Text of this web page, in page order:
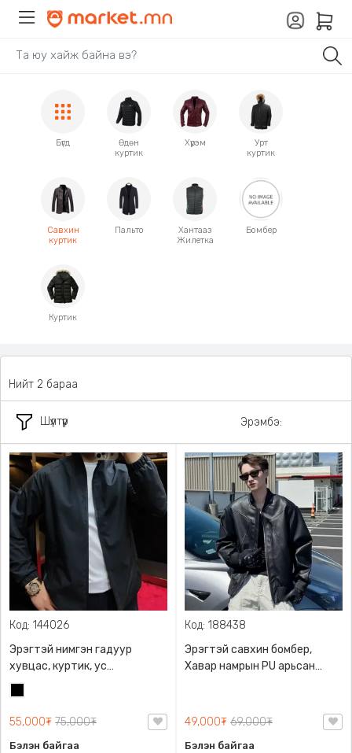
Бүгд
Өдөн
куртик
Хүрэм
Урт
куртик
Савхин
куртик
Пальто
Хантааз
Жилетка
Бомбер
Куртик
Шүүлтүүр
Нийт 2 бараа
Эрэмбэ:
Код: 144026
Эрэгтэй нимгэн гадуур
хувцас, куртик, ус
нэвтрүүлдэггүй, хөнгөн,
дулаахан
55,000₮ 75,000₮
Бэлэн байгаа
Код: 188438
Эрэгтэй савхин бомбер,
Хавар намрын PU арьсан
49,000₮ 69,000₮
Бэлэн байгаа